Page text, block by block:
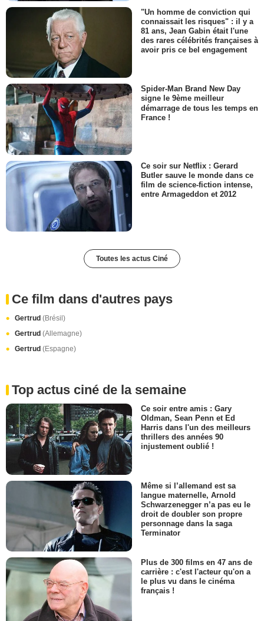
"Un homme de conviction qui
connaissait les risques" : il y a
81 ans, Jean Gabin était l'une
des rares célébrités françaises à
avoir pris ce bel engagement
Spider-Man Brand New Day
signe le 9ème meilleur
démarrage de tous les temps en
France !
Ce soir sur Netflix : Gerard
Butler sauve le monde dans ce
film de science-fiction intense,
entre Armageddon et 2012
Toutes les actus Ciné
Ce film dans d'autres pays
Gertrud (Brésil)
Gertrud (Allemagne)
Gertrud (Espagne)
Top actus ciné de la semaine
Ce soir entre amis : Gary
Oldman, Sean Penn et Ed
Harris dans l'un des meilleurs
thrillers des années 90
injustement oublié !
Même si l’allemand est sa
langue maternelle, Arnold
Schwarzenegger n’a pas eu le
droit de doubler son propre
personnage dans la saga
Terminator
Plus de 300 films en 47 ans de
carrière : c'est l'acteur qu'on a
le plus vu dans le cinéma
français !